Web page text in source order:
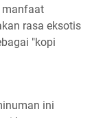
manfaat
rasa eksotis
"kopi
ini